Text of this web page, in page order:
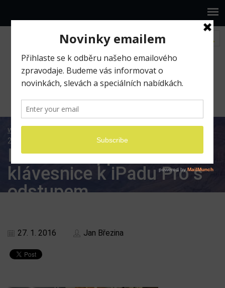
www.ilumio.cz
Den
23 – Apple klávesnice k iPadu Pro s odstupem
Den 23 – Apple
klávesnice k iPadu Pro s
odstupem
27. 1. 2016 Jan Březina